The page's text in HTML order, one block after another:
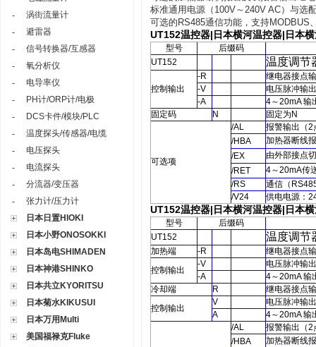
-
涡街流量计
-
避雷器
-
信号转换器/互感器
-
氧分析仪
-
电导率仪
-
PH计/ORP计/电极
-
DCS卡件/模块/PLC
-
温度探头/传感器/电缆
-
电压探头
-
电流探头
-
分流器/变压器
-
张力计/压力计
日本日置HIOKI
日本小野ONOSOKKI
日本岛电SHIMADEN
日本神港SHINKO
日本共立KYORITSU
日本菊水KIKUSUI
日本万用Multi
美国福禄克Fluke
标准通用电源（100V～240V AC）与选
可选的RS485通信功能，支持MODBUS
UT152温控器| 日本横河温控器| 日本
型号
后缀码
UT152
温度调节
控制输出
-R
继电器接点
-V
电压脉冲输出
-A
4～20mA输
固定码
N 固定为 N
可选项
/AL 报警输出 （2
/HBA
加热器断线
/EX
由外部接点
/RET
4～20mA传
/RS
通信 （
/V24
供电电源：
UT152温控器| 日本横河温控器| 日本
型号
后缀码
UT152
温度调节
加热端 -R
继电器接点
控制输出
-V
电压脉冲输出
-A
4～20mA输
冷却端
R
继电器接点
控制输出
V
电压脉冲输出
A
4～20mA输
/AL 报警输出 （2
/HBA
加热器断线